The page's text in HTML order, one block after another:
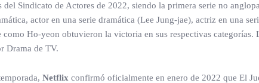
Sindicato de Actores de 2022, siendo la primera serie no
actor en una serie dramática (Lee Jung-jae), actriz en una
Ho-yeon obtuvieron la victoria en sus respectivas categorías.
Drama de TV.
Netflix confirmó oficialmente en enero de 2022 que El